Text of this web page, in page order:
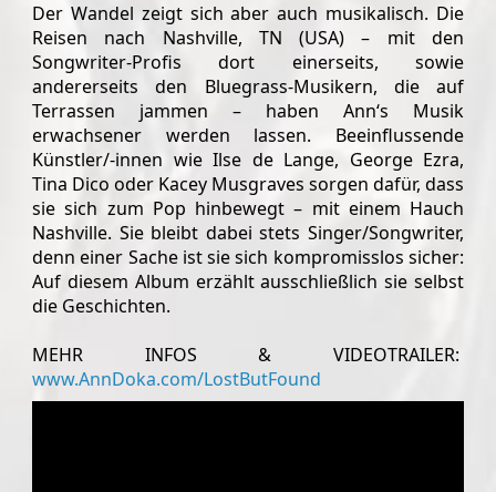
Der Wandel zeigt sich aber auch musikalisch. Die
Reisen nach Nashville, TN (USA) – mit den
Songwriter-Profis dort einerseits, sowie
andererseits den Bluegrass-Musikern, die auf
Terrassen jammen – haben Ann‘s Musik
erwachsener werden lassen. Beeinflussende
Künstler/-innen wie Ilse de Lange, George Ezra,
Tina Dico oder Kacey Musgraves sorgen dafür, dass
sie sich zum Pop hinbewegt – mit einem Hauch
Nashville. Sie bleibt dabei stets Singer/Songwriter,
denn einer Sache ist sie sich kompromisslos sicher:
Auf diesem Album erzählt ausschließlich sie selbst
die Geschichten.
MEHR INFOS & VIDEOTRAILER:
www.AnnDoka.com/LostButFound